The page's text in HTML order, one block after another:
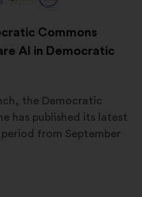
Commons
AI in Democratic
the Democratic
has published its latest
from September